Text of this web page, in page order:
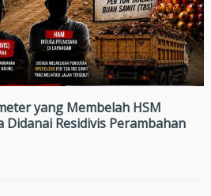
yang Membelah HSM
Didanai Residivis Perambahan